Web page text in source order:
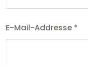
E-Mail-Addresse *